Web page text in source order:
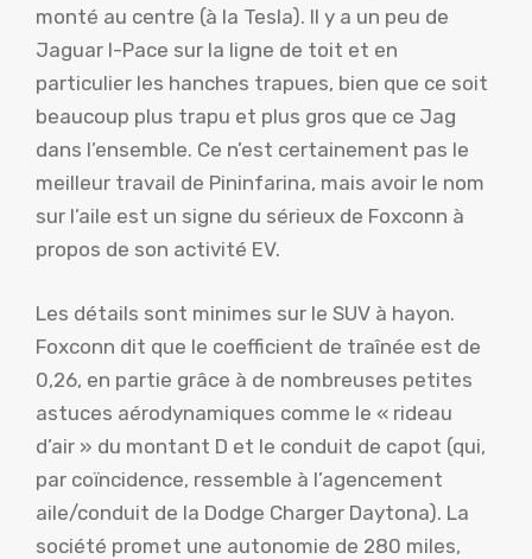
monté au centre (à la Tesla). Il y a un peu de
Jaguar I-Pace sur la ligne de toit et en
particulier les hanches trapues, bien que ce soit
beaucoup plus trapu et plus gros que ce Jag
dans l’ensemble. Ce n’est certainement pas le
meilleur travail de Pininfarina, mais avoir le nom
sur l’aile est un signe du sérieux de Foxconn à
propos de son activité EV.
Les détails sont minimes sur le SUV à hayon.
Foxconn dit que le coefficient de traînée est de
0,26, en partie grâce à de nombreuses petites
astuces aérodynamiques comme le « rideau
d’air » du montant D et le conduit de capot (qui,
par coïncidence, ressemble à l’agencement
aile/conduit de la Dodge Charger Daytona). La
société promet une autonomie de 280 miles,